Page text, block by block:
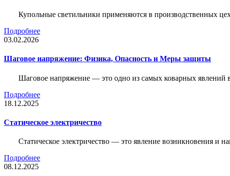
Купольные светильники применяются в производственных
Подробнее
03.02.2026
Шаговое напряжение: Физика, Опасность и Меры защиты
Шаговое напряжение — это одно из самых коварных явлений
Подробнее
18.12.2025
Статическое электричество
Статическое электричество — это явление возникновения и
Подробнее
08.12.2025